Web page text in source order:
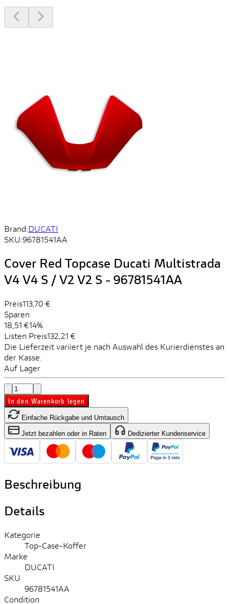
Brand:DUCATI
SKU:96781541AA
Cover Red Topcase Ducati Multistrada
V4 V4 S / V2 V2 S - 96781541AA
Preis113,70 €
Sparen
18,51 €14%
Listen Preis132,21 €
Die Lieferzeit variiert je nach Auswahl des Kurierdienstes an
der Kasse.
Auf Lager
In den Warenkorb legen
Einfache Rückgabe und Umtausch
Jetzt bezahlen oder in Raten Dedizierter Kundenservice
Beschreibung
Details
Kategorie
Top-Case-Koffer
Marke
DUCATI
SKU
96781541AA
Condition